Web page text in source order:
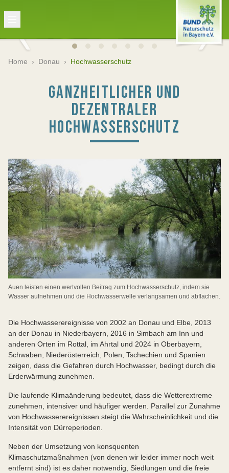
Home › Donau › Hochwasserschutz
GANZHEITLICHER UND
DEZENTRALER
HOCHWASSERSCHUTZ
Auen leisten einen wertvollen Beitrag zum Hochwasserschutz, indem sie
Wasser aufnehmen und die Hochwasserwelle verlangsamen und abflachen.
Die Hochwasserereignisse von 2002 an Donau und Elbe, 2013
an der Donau in Niederbayern, 2016 in Simbach am Inn und
anderen Orten im Rottal, im Ahrtal und 2024 in Oberbayern,
Schwaben, Niederösterreich, Polen, Tschechien und Spanien
zeigen, dass die Gefahren durch Hochwasser, bedingt durch die
Erderwärmung zunehmen.
Die laufende Klimaänderung bedeutet, dass die Wetterextreme
zunehmen, intensiver und häufiger werden. Parallel zur Zunahme
von Hochwasserereignissen steigt die Wahrscheinlichkeit und die
Intensität von Dürreperioden.
Neben der Umsetzung von konsquenten
Klimaschutzmaßnahmen (von denen wir leider immer noch weit
entfernt sind) ist es daher notwendig, Siedlungen und die freie